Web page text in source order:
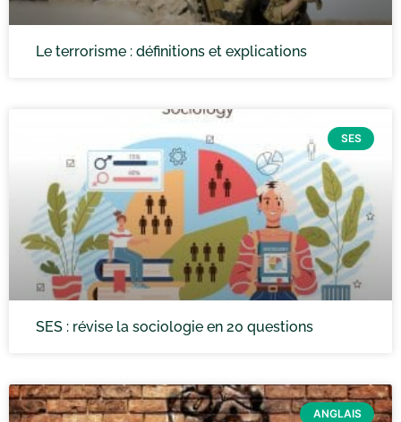
Le terrorisme : définitions et explications
SES
SES : révise la sociologie en 20 questions
ANGLAIS